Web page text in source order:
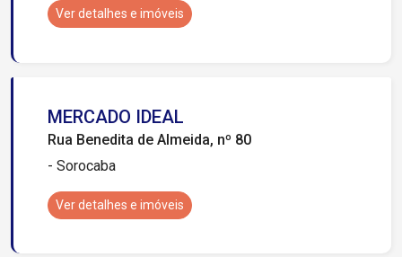
Ver detalhes e imóveis
MERCADO IDEAL
Rua Benedita de Almeida, nº 80
- Sorocaba
Ver detalhes e imóveis